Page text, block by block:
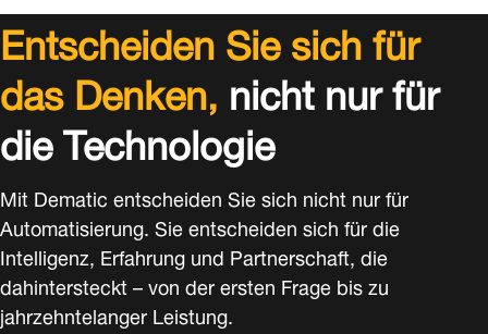
Entscheiden Sie sich für
das Denken,nicht nur für
die Technologie
Mit Dematic entscheiden Sie sich nicht nur für
Automatisierung. Sie entscheiden sich für die
Intelligenz, Erfahrung und Partnerschaft, die
dahintersteckt – von der ersten Frage bis zu
jahrzehntelanger Leistung.